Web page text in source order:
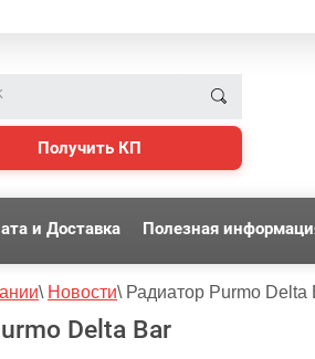
Получить КП
и Доставка Полезная
\ Новости\ Радиатор Purmo Delta
Delta Bar